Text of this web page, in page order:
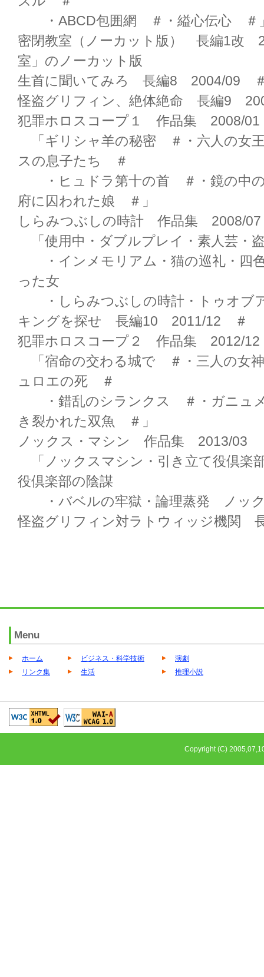
・ABCD包囲網 ＃・縊心伝心 ＃
密閉教室（ノーカット版） 長編1改
室」のノーカット版
生首に聞いてみろ 長編8 2004/09
怪盗グリフィン、絶体絶命 長編9
犯罪ホロスコープ１ 作品集 2008/01
「ギリシャ羊の秘密 ＃・六人の女
スの息子たち ＃
・ヒュドラ第十の首 ＃・鏡の中
府に囚われた娘 ＃」
しらみつぶしの時計 作品集 2008/07
「使用中・ダブルプレイ・素人芸・
・インメモリアム・猫の巡礼・四
った女
・しらみつぶしの時計・トゥオブ
キングを探せ 長編10 2011/12 ＃
犯罪ホロスコープ２ 作品集 2012/12
「宿命の交わる城で ＃・三人の女
ュロエの死 ＃
・錯乱のシランクス ＃・ガニュ
き裂かれた双魚 ＃」
ノックス・マシン 作品集 2013/03
「ノックスマシン・引き立て役倶楽
役倶楽部の陰謀
・バベルの牢獄・論理蒸発 ノック
怪盗グリフィン対ラトウィッジ機
Menu
ホーム
リンク集
ビジネス・科学技術
生活
演劇
推理小説
Copyright (C)